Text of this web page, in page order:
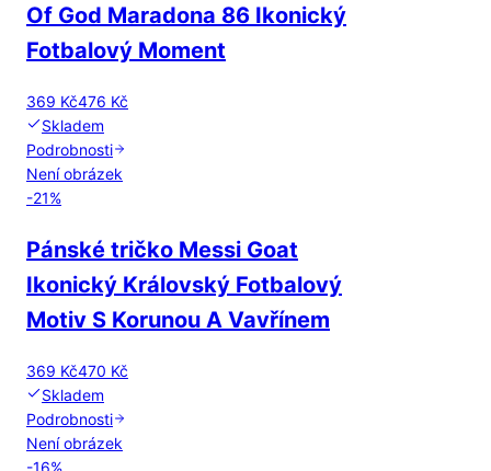
Of God Maradona 86 Ikonický
Fotbalový Moment
369 Kč476 Kč
Skladem
Podrobnosti
Není obrázek
-21%
Pánské tričko Messi Goat
Ikonický Královský Fotbalový
Motiv S Korunou A Vavřínem
369 Kč470 Kč
Skladem
Podrobnosti
Není obrázek
-16%